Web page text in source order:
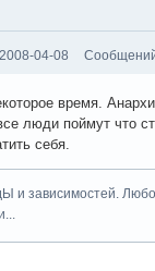
04-08
время.
люди поймут что
себя.
и зависимостей.